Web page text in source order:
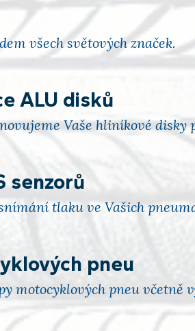
všech světových značek.
ALU disků
Vaše hliníkové disky
senzorů
tlaku ve Vašich
pneu
motocyklových pneu včetně